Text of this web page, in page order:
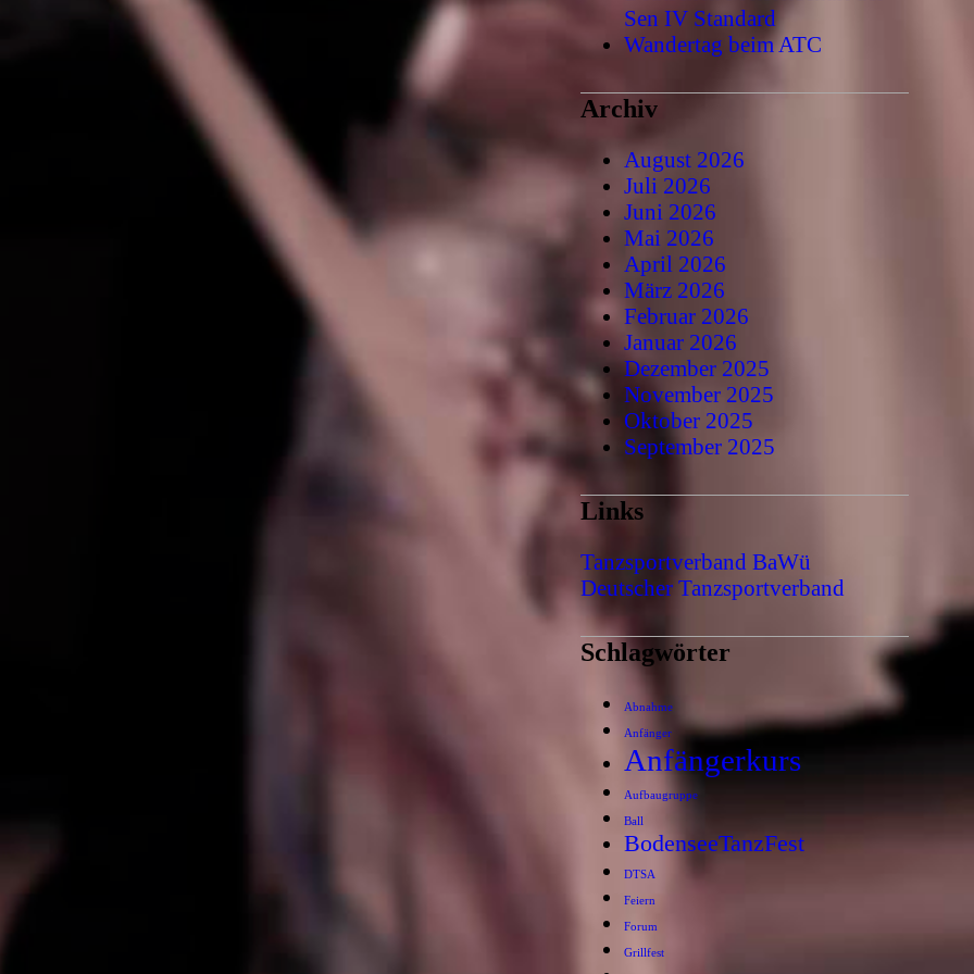
Sen IV Standard
Wandertag beim ATC
Archiv
August 2026
Juli 2026
Juni 2026
Mai 2026
April 2026
März 2026
Februar 2026
Januar 2026
Dezember 2025
November 2025
Oktober 2025
September 2025
Links
Tanzsportverband BaWü
Deutscher Tanzsportverband
Schlagwörter
Abnahme
Anfänger
Anfängerkurs
Aufbaugruppe
Ball
BodenseeTanzFest
DTSA
Feiern
Forum
Grillfest